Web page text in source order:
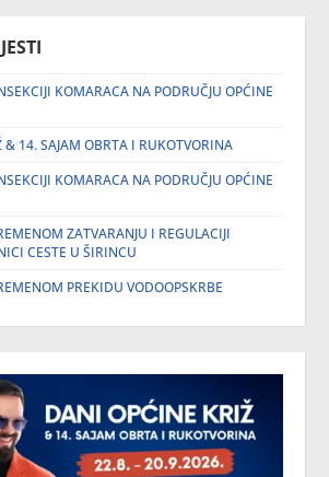
KOMARACA NA PODRUČJU OPĆINE
14. SAJAM OBRTA I RUKOTVORINA
KOMARACA NA PODRUČJU OPĆINE
ZATVARANJU I REGULACIJI
CESTE U ŠIRINCU
PREKIDU VODOOPSKRBE